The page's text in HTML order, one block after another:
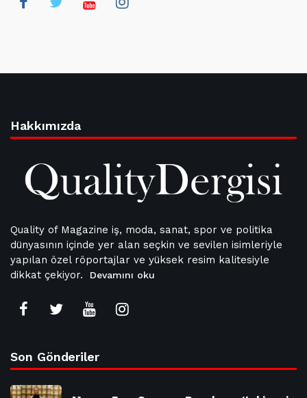
Hakkımızda
Quality of Magazine iş, moda, sanat, spor ve politika
dünyasının içinde yer alan seçkin ve sevilen isimleriyle
yapılan özel röportajlar ve yüksek resim kalitesiyle
dikkat çekiyor.
Devamını oku
Son Gönderiler